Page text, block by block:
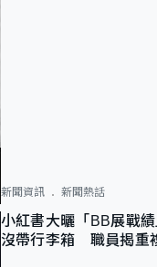
新聞資訊 新聞熱話
小紅書大曬「BB展戰
沒帶行李箱 職員揭重